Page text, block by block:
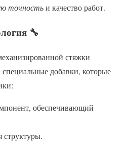
точностьи качество работ.
🔧
стяжки
добавки, которые
обеспечивающий